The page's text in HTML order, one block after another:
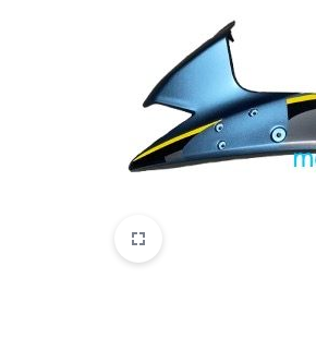
YAMAHA
YUKI ATV
Genel